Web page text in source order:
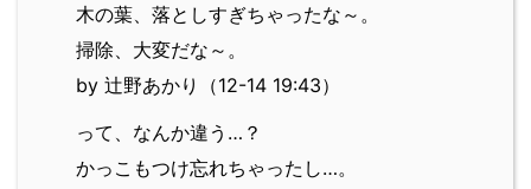
木の葉、落としすぎちゃったな～。
掃除、大変だな～。
by 辻野あかり（12-14 19:43）
って、なんか違う…？
かっこもつけ忘れちゃったし…。